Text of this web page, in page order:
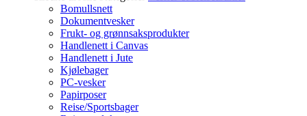
Bomullsnett
Dokumentvesker
Frukt- og grønnsaksprodukter
Handlenett i Canvas
Handlenett i Jute
Kjølebager
PC-vesker
Papirposer
Reise/Sportsbager